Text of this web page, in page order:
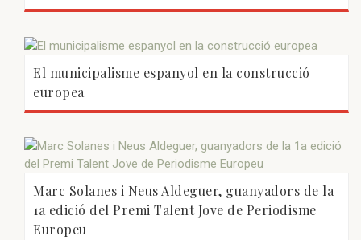
El municipalisme espanyol en la construcció
europea
Marc Solanes i Neus Aldeguer, guanyadors de la
1a edició del Premi Talent Jove de Periodisme
Europeu